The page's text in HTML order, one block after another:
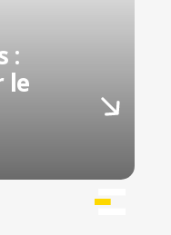
:
le